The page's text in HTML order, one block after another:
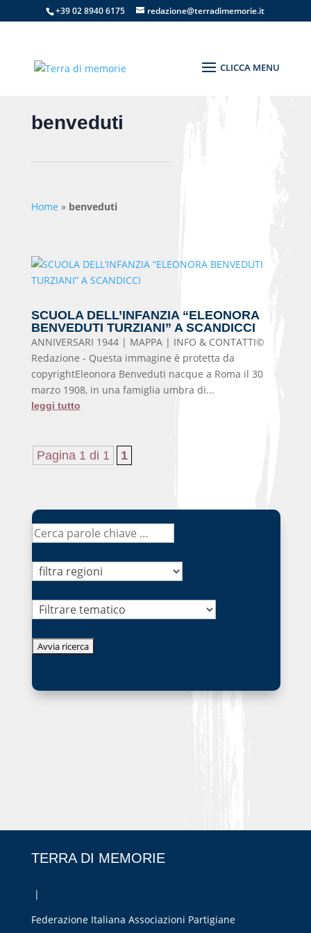
+39 02 8940 6175 redazione@terradimemorie.it
benveduti
Home » benveduti
SCUOLA DELL’INFANZIA “ELEONORA
BENVEDUTI TURZIANI” A SCANDICCI
ANNIVERSARI 1944 | MAPPA | INFO & CONTATTI©
Redazione - Questa immagine è protetta da
copyrightEleonora Benveduti nacque a Roma il 30
marzo 1908, in una famiglia umbra di...
leggi tutto
Pagina 1 di 1 1
Tematico
TERRA DI MEMORIE
|
Federazione Italiana Associazioni Partigiane
RIPRISTINA